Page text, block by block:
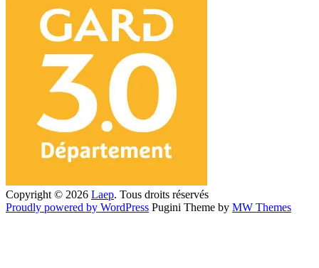
Copyright © 2026 Laep. Tous droits réservés
Proudly powered by WordPress Pugini Theme by MW Themes